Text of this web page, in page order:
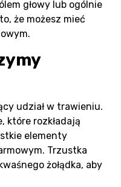
głowy lub ogólnie
że możesz mieć
udział w trawieniu.
które rozkładają
elementy
Trzustka
żołądka, aby